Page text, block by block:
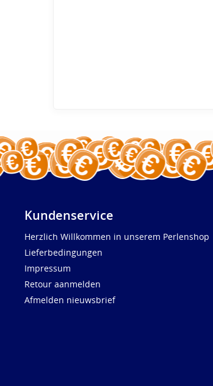
Kundenservice
Herzlich Willkommen in unserem Perlenshop
Lieferbedingungen
Impressum
Retour aanmelden
Afmelden nieuwsbrief